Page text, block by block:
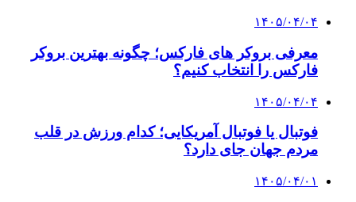
۱۴۰۵/۰۴/۰۴
معرفی بروکر های فارکس؛ چگونه بهترین بروکر
فارکس را انتخاب کنیم؟
۱۴۰۵/۰۴/۰۴
فوتبال یا فوتبال آمریکایی؛ کدام ورزش در قلب
مردم جهان جای دارد؟
۱۴۰۵/۰۴/۰۱